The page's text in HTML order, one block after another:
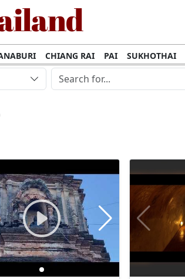
CHIANG RAI PAI SUKHOTHAI